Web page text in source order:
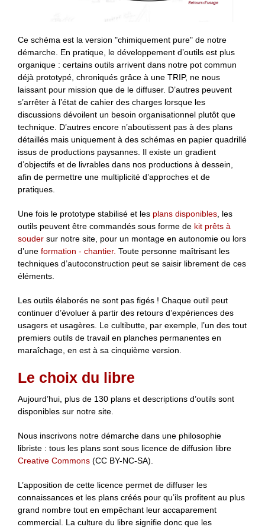
Ce schéma est la version "chimiquement pure" de notre
démarche. En pratique, le développement d’outils est plus
organique : certains outils arrivent dans notre pot commun
déjà prototypé, chroniqués grâce à une TRIP, ne nous
laissant pour mission que de le diffuser. D’autres peuvent
s’arrêter à l’état de cahier des charges lorsque les
discussions dévoilent un besoin organisationnel plutôt que
technique. D’autres encore n’aboutissent pas à des plans
détaillés mais uniquement à des schémas en papier quadrillé
issus de productions paysannes. Il existe un gradient
d’objectifs et de livrables dans nos productions à dessein,
afin de permettre une multiplicité d’approches et de
pratiques.
Une fois le prototype stabilisé et les plans disponibles, les
outils peuvent être commandés sous forme de kit prêts à
souder sur notre site, pour un montage en autonomie ou lors
d’une formation - chantier. Toute personne maîtrisant les
techniques d’autoconstruction peut se saisir librement de ces
éléments.
Les outils élaborés ne sont pas figés ! Chaque outil peut
continuer d’évoluer à partir des retours d’expériences des
usagers et usagères. Le cultibutte, par exemple, l’un des tout
premiers outils de travail en planches permanentes en
maraîchage, en est à sa cinquième version.
Le choix du libre
Aujourd’hui, plus de 130 plans et descriptions d’outils sont
disponibles sur notre site.
Nous inscrivons notre démarche dans une philosophie
libriste : tous les plans sont sous licence de diffusion libre
Creative Commons (CC BY-NC-SA).
L’apposition de cette licence permet de diffuser les
connaissances et les plans créés pour qu’ils profitent au plus
grand nombre tout en empêchant leur accaparement
commercial. La culture du libre signifie donc que les